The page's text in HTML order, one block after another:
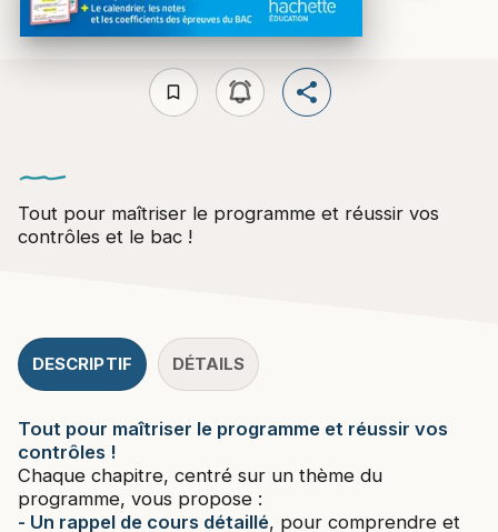
bookmark_border
Tout pour maîtriser le programme et réussir vos
contrôles et le bac !
DESCRIPTIF DÉTAILS
Tout pour maîtriser le programme et réussir vos
contrôles !
Chaque chapitre, centré sur un thème du
programme, vous propose :
- Un rappel de cours détaillé, pour comprendre et